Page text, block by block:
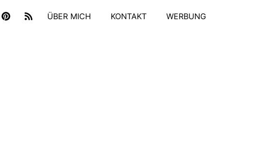
ÜBER MICH KONTAKT WERBUNG